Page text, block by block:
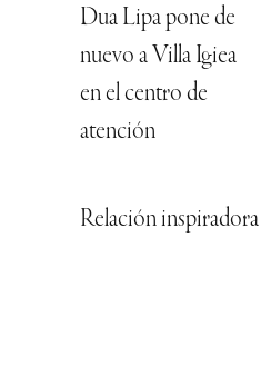
Dua Lipa pone de
nuevo a Villa Igiea
en el centro de
atención
Relación inspiradora